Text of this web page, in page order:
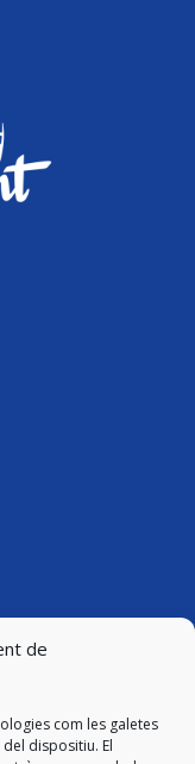
de
com les galetes
dispositiu. El